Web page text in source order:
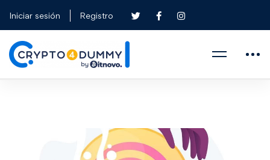
Iniciar sesión Registro